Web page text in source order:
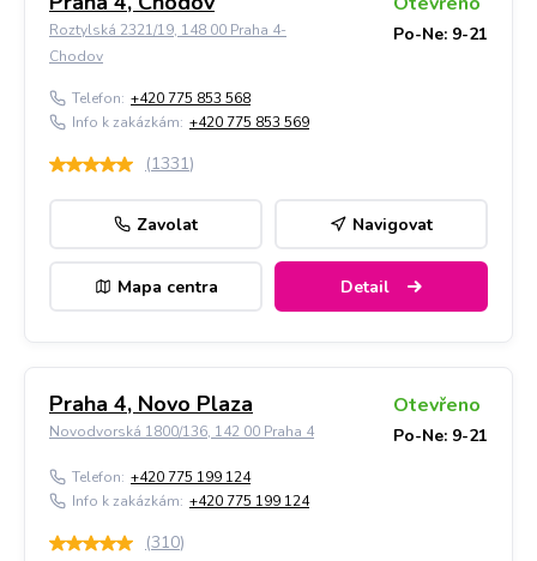
Roztylská 2321/19, 148 00 Praha 4-
Chodov
Po-Ne: 9-21
Telefon: +420 775 853 568
Info k zakázkám: +420 775 853 569
(1331)
Zavolat Navigovat
Mapa centra Detail
Praha 4, Novo Plaza
Novodvorská 1800/136, 142 00 Praha 4
Otevřeno
Po-Ne: 9-21
Telefon: +420 775 199 124
Info k zakázkám: +420 775 199 124
(310)